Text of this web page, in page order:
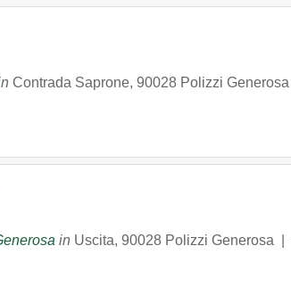
Contrada Saprone, 90028 Polizzi Generosa
in Uscita, 90028 Polizzi Generosa